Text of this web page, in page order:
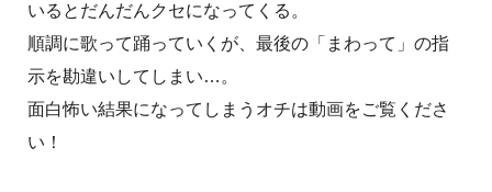
いるとだんだんクセになってくる。
順調に歌って踊っていくが、最後の「まわって」の指
示を勘違いしてしまい…。
面白怖い結果になってしまうオチは動画をご覧くださ
い！